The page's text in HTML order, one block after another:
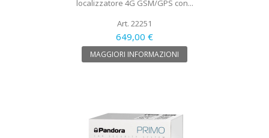
localizzatore 4G GSM/GPS con...
Art. 22251
649,00 €
MAGGIORI INFORMAZIONI